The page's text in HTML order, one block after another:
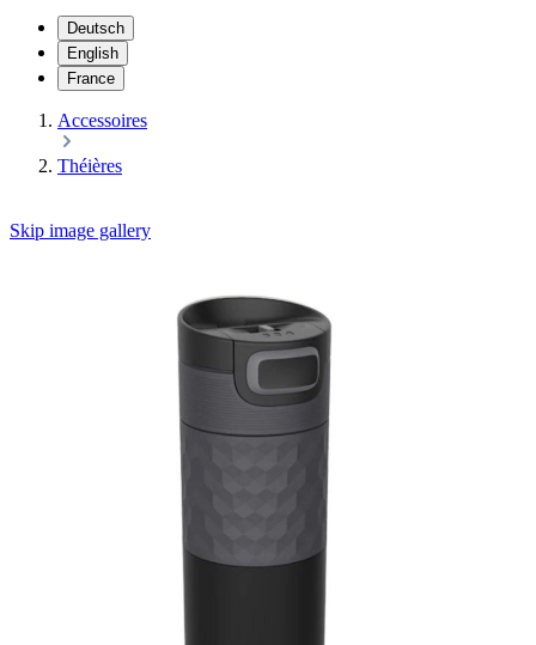
Deutsch
English
France
Accessoires
Théières
Skip image gallery